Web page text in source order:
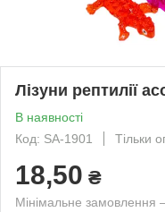
Лізуни рептилії
В наявності
Код: SA-1901
Тільки
18,50 ₴
Мінімальне замовлення